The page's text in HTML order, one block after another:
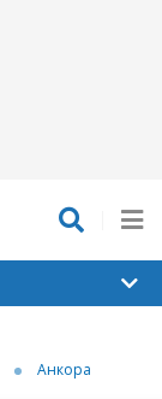
Анкора